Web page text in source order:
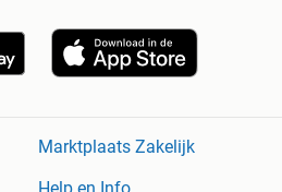
Marktplaats Zakelijk